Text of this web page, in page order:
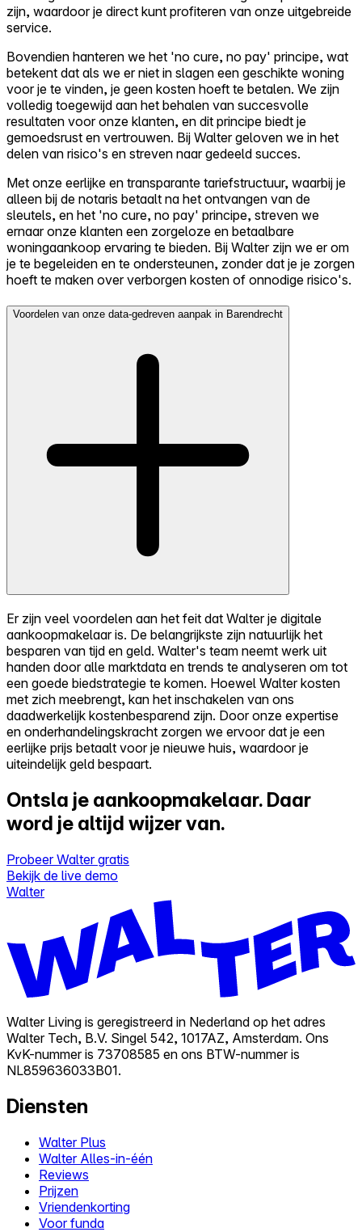
zijn, waardoor je direct kunt profiteren van onze uitgebreide
service.
Bovendien hanteren we het 'no cure, no pay' principe, wat
betekent dat als we er niet in slagen een geschikte woning
voor je te vinden, je geen kosten hoeft te betalen. We zijn
volledig toegewijd aan het behalen van succesvolle
resultaten voor onze klanten, en dit principe biedt je
gemoedsrust en vertrouwen. Bij Walter geloven we in het
delen van risico's en streven naar gedeeld succes.
Met onze eerlijke en transparante tariefstructuur, waarbij je
alleen bij de notaris betaalt na het ontvangen van de
sleutels, en het 'no cure, no pay' principe, streven we
ernaar onze klanten een zorgeloze en betaalbare
woningaankoop ervaring te bieden. Bij Walter zijn we er om
je te begeleiden en te ondersteunen, zonder dat je je zorgen
hoeft te maken over verborgen kosten of onnodige risico's.
Voordelen van onze data-gedreven aanpak in Barendrecht
Er zijn veel voordelen aan het feit dat Walter je digitale
aankoopmakelaar is. De belangrijkste zijn natuurlijk het
besparen van tijd en geld. Walter's team neemt werk uit
handen door alle marktdata en trends te analyseren om tot
een goede biedstrategie te komen. Hoewel Walter kosten
met zich meebrengt, kan het inschakelen van ons
daadwerkelijk kostenbesparend zijn. Door onze expertise
en onderhandelingskracht zorgen we ervoor dat je een
eerlijke prijs betaalt voor je nieuwe huis, waardoor je
uiteindelijk geld bespaart.
Ontsla je aankoopmakelaar. Daar
word je altijd wijzer van.
Probeer Walter gratis
Bekijk de live demo
Walter
Walter Living is geregistreerd in Nederland op het adres
Walter Tech, B.V. Singel 542, 1017AZ, Amsterdam. Ons
KvK-nummer is 73708585 en ons BTW-nummer is
NL859636033B01.
Diensten
Walter Plus
Walter Alles-in-één
Reviews
Prijzen
Vriendenkorting
Voor funda